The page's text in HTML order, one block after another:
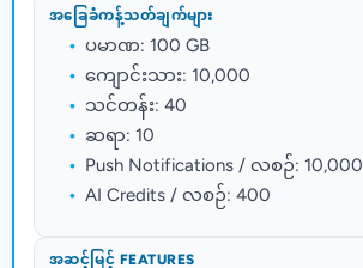
အခြေခံကန့်သတ်ချက်များ
ပမာဏ: 100 GB
ကျောင်းသား: 10,000
သင်တန်း: 40
ဆရာ: 10
Push Notifications / လစဉ်: 10,000
AI Credits / လစဉ်: 400
အဆင့်မြင့် FEATURES